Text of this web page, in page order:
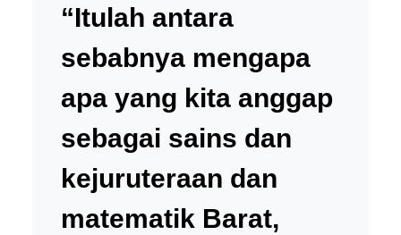
“Itulah antara
sebabnya mengapa
apa yang kita anggap
sebagai sains dan
kejuruteraan dan
matematik Barat,